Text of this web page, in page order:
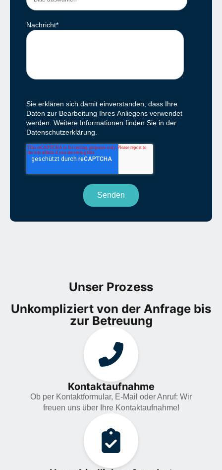
Nachricht*
Sie erklären sich damit einverstanden, dass Ihre
Daten zur Bearbeitung Ihres Anliegens verwendet
werden. Weitere Informationen finden Sie in der
Datenschutzerklärung.
Unser Prozess
Unkompliziert von der Anfrage bis
zur Betreuung
Kontaktaufnahme
Ob per Kontaktformular, E-Mail oder Anruf: Wir
freuen uns über Ihre Kontaktaufnahme!